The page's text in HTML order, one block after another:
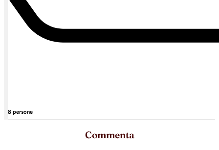
8 persone
Commenta